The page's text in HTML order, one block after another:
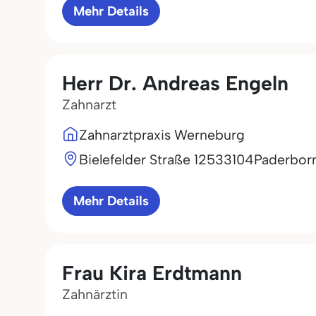
Mehr Details
Herr Dr. Andreas Engeln
Zahnarzt
Zahnarztpraxis Werneburg
Bielefelder Straße 12533104
Mehr Details
Frau Kira Erdtmann
Zahnärztin